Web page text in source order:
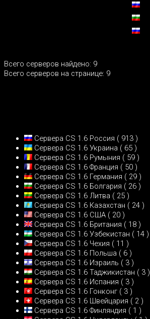
Всего серверов найдено: 9
Всего серверов на странице: 9
Сервера CS 1.6 Россия ( 913 )
Сервера CS 1.6 Украина ( 65 )
Сервера CS 1.6 Румыния ( 59 )
Сервера CS 1.6 Франция ( 50 )
Сервера CS 1.6 Германия ( 29 )
Сервера CS 1.6 Болгария ( 26 )
Сервера CS 1.6 Литва ( 25 )
Сервера CS 1.6 Казахстан ( 24 )
Сервера CS 1.6 США ( 20 )
Сервера CS 1.6 Британия ( 18 )
Сервера CS 1.6 Узбекистан ( 14 )
Сервера CS 1.6 Чехия ( 11 )
Сервера CS 1.6 Польша ( 6 )
Сервера CS 1.6 Израиль ( 3 )
Сервера CS 1.6 Таджикистан ( 3 )
Сервера CS 1.6 Испания ( 3 )
Сервера CS 1.6 Гонконг ( 3 )
Сервера CS 1.6 Швейцария ( 2 )
Сервера CS 1.6 Финляндия ( 1 )